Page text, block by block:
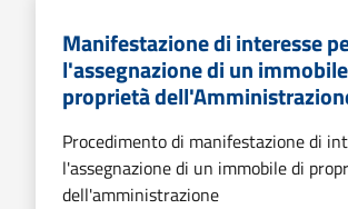
Manifestazione di interesse
l'assegnazione di un
proprietà
Procedimento di manifestazione di
l'assegnazione di un immobile di
dell'amministrazione